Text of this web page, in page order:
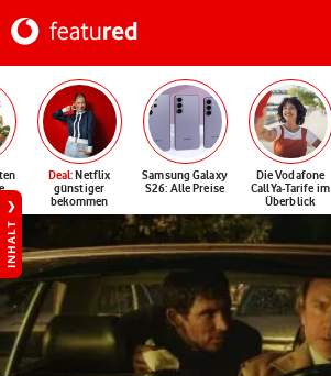
Deal: Netflix
günstiger
bekommen
Samsung Galaxy
S26: Alle Preise
Die Vodafone
CallYa-Tarife im
Überblick
INHALT